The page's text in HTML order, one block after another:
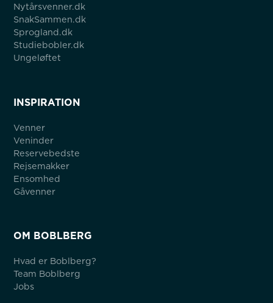
Nytårsvenner.dk
SnakSammen.dk
Sprogland.dk
Studiebobler.dk
Ungeløftet
INSPIRATION
Venner
Veninder
Reservebedste
Rejsemakker
Ensomhed
Gåvenner
OM BOBLBERG
Hvad er Boblberg?
Team Boblberg
Jobs